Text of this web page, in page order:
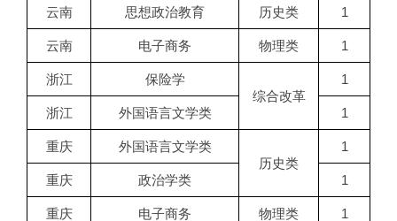
云南 思想政治教育 历史类 1
云南 电子商务 物理类 1
浙江
保险学
综合改革
1
浙江 外国语言文学类 1
重庆
外国语言文学类
历史类
1
重庆 政治学类 1
重庆 电子商务 物理类 1